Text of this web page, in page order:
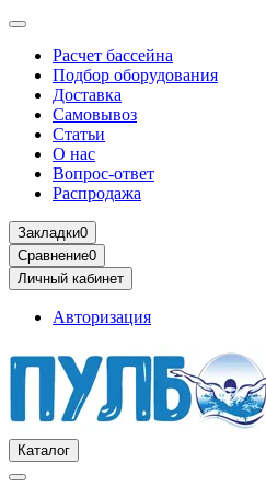
Расчет бассейна
Подбор оборудования
Доставка
Самовывоз
Статьи
О нас
Вопрос-ответ
Распродажа
Закладки0
Сравнение0
Личный кабинет
Авторизация
Каталог